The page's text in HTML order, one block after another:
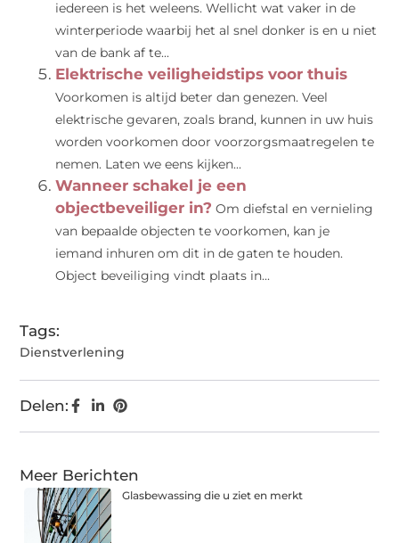
iedereen is het weleens. Wellicht wat vaker in de
winterperiode waarbij het al snel donker is en u niet
van de bank af te...
Elektrische veiligheidstips voor thuis
Voorkomen is altijd beter dan genezen. Veel
elektrische gevaren, zoals brand, kunnen in uw huis
worden voorkomen door voorzorgsmaatregelen te
nemen. Laten we eens kijken...
Wanneer schakel je een
objectbeveiliger in? Om diefstal en vernieling
van bepaalde objecten te voorkomen, kan je
iemand inhuren om dit in de gaten te houden.
Object beveiliging vindt plaats in...
Tags:
Dienstverlening
Delen:
Meer Berichten
Glasbewassing die u ziet en merkt